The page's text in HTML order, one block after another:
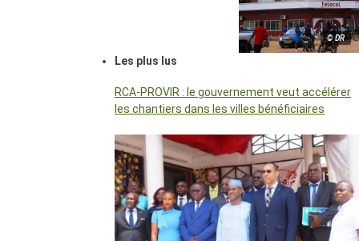
© DR
Les plus lus
RCA-PROVIR : le gouvernement veut accélérer
les chantiers dans les villes bénéficiaires